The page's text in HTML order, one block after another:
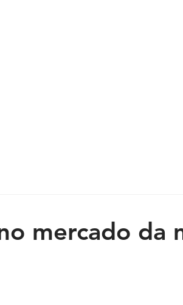
mercado da